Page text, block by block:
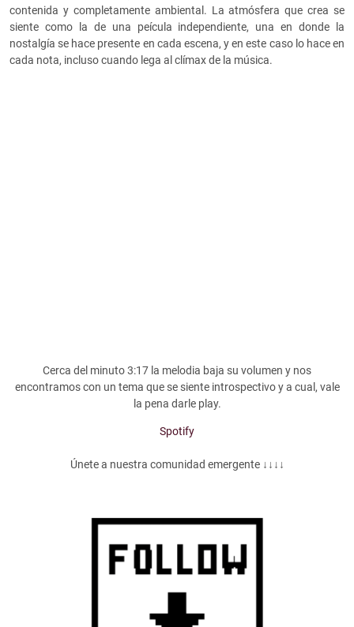
contenida y completamente ambiental. La atmósfera que crea se
siente como la de una peícula independiente, una en donde la
nostalgía se hace presente en cada escena, y en este caso lo hace en
cada nota, incluso cuando lega al clímax de la música.
Cerca del minuto 3:17 la melodia baja su volumen y nos
encontramos con un tema que se siente introspectivo y a cual, vale
la pena darle play.
Spotify
Únete a nuestra comunidad emergente ↓↓↓↓